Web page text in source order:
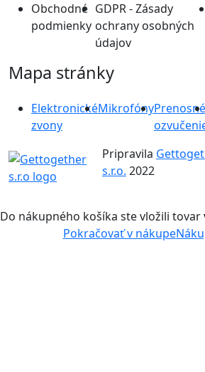
Obchodné
podmienky
GDPR - Zásady
ochrany osobných
údajov
Mapa stránky
Elektronické
zvony
MikrofónyPrenosné
Pripravila
s.r.o. 2022
Do nákupného košíka ste vložili tovar
Pokračovať v nákupe